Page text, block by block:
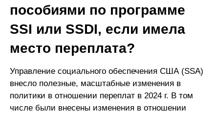
пособиями по программе
SSI или SSDI, если имела
место переплата?
Управление социального обеспечения США (SSA)
внесло полезные, масштабные изменения в
политики в отношении переплат в 2024 г. В том
числе были внесены изменения в отношении